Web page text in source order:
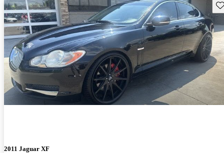
2011 Jaguar XF